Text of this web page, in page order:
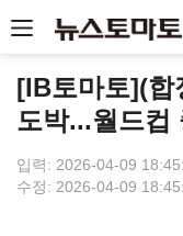
[IB토마토](합
도박...월드컵
입력: 2026-04-09
수정: 2026-04-09